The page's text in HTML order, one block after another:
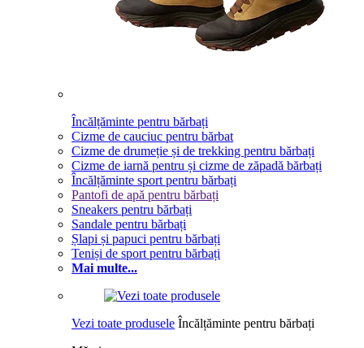
Încălțăminte pentru bărbați
Cizme de cauciuc pentru bărbat
Cizme de drumeție și de trekking pentru bărbați
Cizme de iarnă pentru și cizme de zăpadă bărbați
Încălțăminte sport pentru bărbați
Pantofi de apă pentru bărbați
Sneakers pentru bărbați
Sandale pentru bărbați
Șlapi și papuci pentru bărbați
Teniși de sport pentru bărbați
Mai multe...
Vezi toate produsele Încălțăminte pentru bărbați